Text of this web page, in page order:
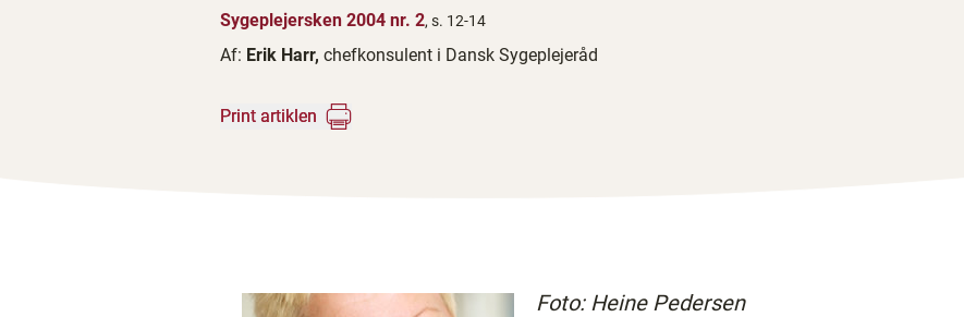
Sygeplejersken 2004 nr. 2, s. 12-14
Af: Erik Harr, chefkonsulent i Dansk Sygeplejeråd
Print artiklen
Foto: Heine Pedersen